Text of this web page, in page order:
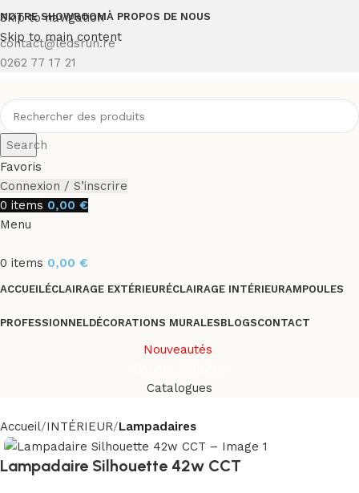
Skip to navigation
Skip to main content
NOTRE SHOWROOMÀ PROPOS DE NOUS
contact@ledsrun.re
0262 77 17 21
Search
Favoris
Connexion / S’inscrire
0 items 0,00 €
Menu
0 items 0,00 €
ACCUEILÉCLAIRAGE EXTÉRIEURÉCLAIRAGE INTÉRIEURAMPOULES
PROFESSIONNELDÉCORATIONS MURALESBLOGSCONTACT
Nouveautés
Catalogues
Accueil INTÉRIEUR Lampadaires
Lampadaire Silhouette 42w CCT